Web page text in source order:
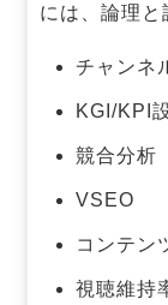
には、論理と
チャンネ
KGI/KPI
競合分析
VSEO
コンテン
視聴維持